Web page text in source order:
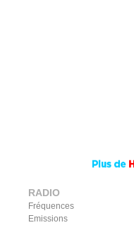
RADIO
Fréquences
Emissions